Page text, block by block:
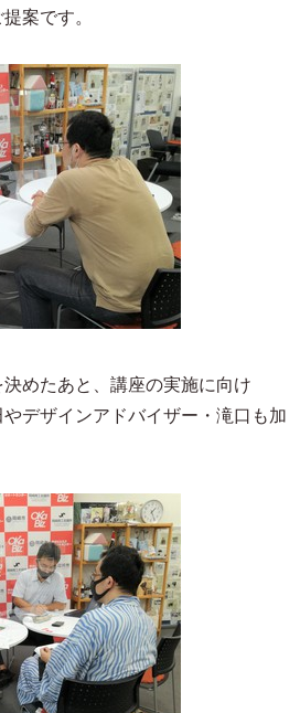
案です。
めたあと、講座の実施に向け
デザインアドバイザー・滝口も加